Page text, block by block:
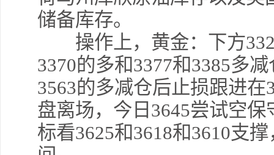
储备库存。
操作上，黄金：下方
3370的多和3377和3385多
3563的多减仓后止损跟进
盘离场，今日3645尝试空
标看3625和3618和3610支